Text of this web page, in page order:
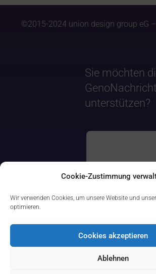
Cookie-Zustimmung
Wir verwenden Cookies, um unsere Website und
optimieren.
Cookies akzeptieren
Ablehnen
©2015-2024 union design group eG –
Sie möchten
unterstützen?